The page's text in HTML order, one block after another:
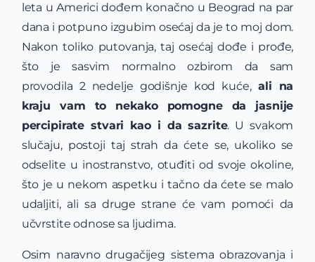
leta u Americi dođem konačno u Beograd na par
dana i potpuno izgubim osećaj da je to moj dom.
Nakon toliko putovanja, taj osećaj dođe i prođe,
što je sasvim normalno ozbirom da sam
provodila 2 nedelje godišnje kod kuće, ali na
kraju vam to nekako pomogne da jasnije
percipirate stvari kao i da sazrite. U svakom
slučaju, postoji taj strah da ćete se, ukoliko se
odselite u inostranstvo, otuđiti od svoje okoline,
što je u nekom aspetku i tačno da ćete se malo
udaljiti, ali sa druge strane će vam pomoći da
učvrstite odnose sa ljudima.
Osim naravno drugačijeg sistema obrazovanja i